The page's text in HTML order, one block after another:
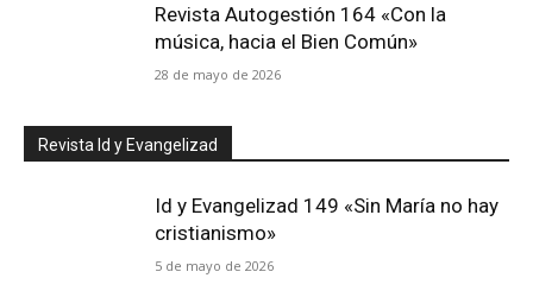
Revista Autogestión 164 «Con la
música, hacia el Bien Común»
28 de mayo de 2026
Revista Id y Evangelizad
Id y Evangelizad 149 «Sin María no hay
cristianismo»
5 de mayo de 2026